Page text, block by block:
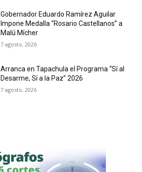
Gobernador Eduardo Ramírez Aguilar
Impone Medalla “Rosario Castellanos” a
Malú Mícher
7 agosto, 2026
Arranca en Tapachula el Programa “Sí al
Desarme, Sí a la Paz” 2026
7 agosto, 2026